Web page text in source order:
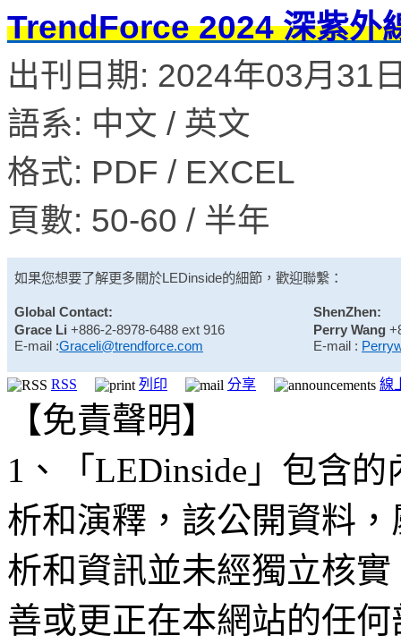
TrendForce 2024 深紫外
出刊日期: 2024年03月31
語系: 中文 / 英文
格式: PDF / EXCEL
頁數: 50-60 / 半年
如果您想要了解更多關於LEDinside的細節，歡迎聯繫：
Global Contact:
ShenZhen:
Grace Li +886-2-8978-6488 ext 916
E-mail :Graceli@trendforce.com
Perry Wang
E-mail :
RSS 列印 分享 線
【免責聲明】
1、「LEDinside」包含
析和演釋，該公開資料
析和資訊並未經獨立核
善或更正在本網站的任